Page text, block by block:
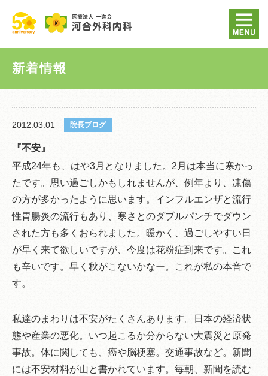
新着情報
2012.03.01 院長ブログ
『不安』
平成24年も、はや3月となりました。2月は本当に寒かっ
たです。思い過ごしかもしれませんが、例年より、凍傷
の方が多かったように思います。インフルエンザと流行
性胃腸炎の流行もあり、寒さとのダブルパンチでダウン
された方も多くおられました。暖かく、過ごしやすい日
が早く来て欲しいですが、今度は花粉症到来です。これ
も辛いです。早く秋がこないかなー。これが私の本音で
す。
私達のまわりは不安がたくさんあります。日本の経済状
態や産業の悪化。いつ起こるか分からない大震災と原発
事故。体に関しても、癌や脳梗塞。交通事故など。新聞
には不安材料が山と書かれています。毎朝、新聞を読む